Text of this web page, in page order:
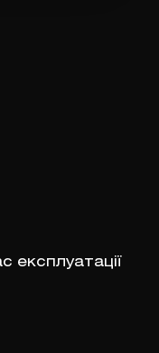
експлуатації